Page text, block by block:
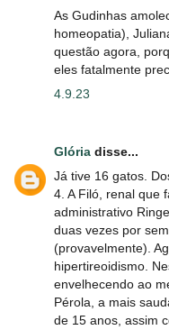
As Gudinhas
homeopatia),
questão agora,
eles fatalmente
4.9.23
Glória disse...
Já tive 16 gatos.
4. A Filó, renal que
administrativo
duas vezes por
(provavelmente).
hipertireoidismo.
envelhecendo ao
Pérola, a mais
de 15 anos, assim